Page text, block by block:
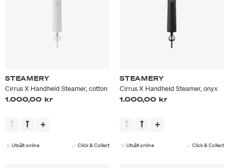
STEAMERY
Cirrus X Handheld Steamer, cotton
1.000,00 kr
Utsålt online Click & Collect
STEAMERY
Cirrus X Handheld Steamer, onyx
1.000,00 kr
Utsålt online Click & Collect